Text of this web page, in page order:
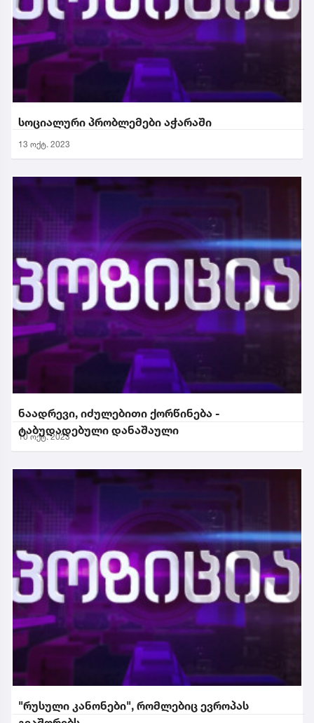
სოციალური პრობლემები აჭარაში
13 ოქტ. 2023
ნაადრევი, იძულებითი ქორწინება -
ტაბუდადებული დანაშაული
10 ოქტ. 2023
"რუსული კანონები", რომლებიც ევროპას